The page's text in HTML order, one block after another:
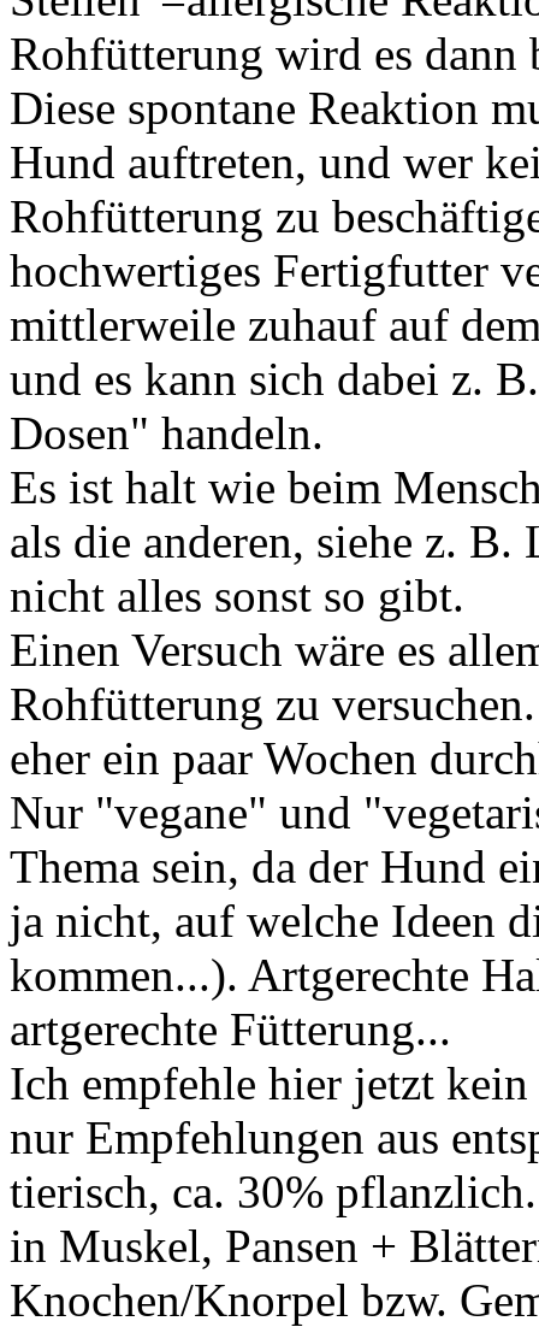
Rohfütterung wird es dann
Diese spontane Reaktion
Hund auftreten, und wer
Rohfütterung zu
hochwertiges Fertigfutter
mittlerweile zuhauf auf
und es kann sich dabei z.
Dosen" handeln.
Es ist halt wie beim
als die anderen, siehe z.
nicht alles sonst so gibt.
Einen Versuch wäre es
Rohfütterung zu
eher ein paar Wochen
Nur "vegane" und
Thema sein, da der Hund
ja nicht, auf welche Ideen
kommen...). Artgerechte
artgerechte Fütterung...
Ich empfehle hier jetzt kein
nur Empfehlungen aus
tierisch, ca. 30%
in Muskel, Pansen +
Knochen/Knorpel bzw.